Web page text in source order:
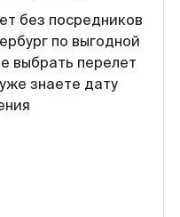
без посредников
по выгодной
выбрать перелет
знаете дату